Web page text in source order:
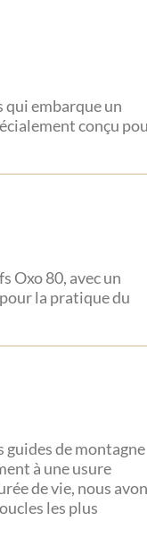
qui embarque un
conçu
Oxo 80, avec un
la pratique du
guides de montagne
à une usure
de vie, nous
les plus